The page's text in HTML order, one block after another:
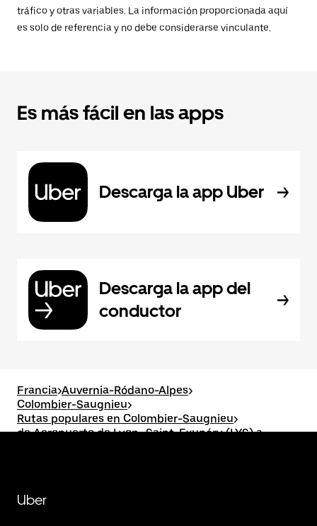
tráfico y otras variables. La información proporcionada aquí
es solo de referencia y no debe considerarse vinculante.
Es más fácil en las apps
Descarga la app Uber
Descarga la app del
conductor
Francia>Auvernia-Ródano-Alpes>
Colombier-Saugnieu>
Rutas populares en Colombier-Saugnieu>
de Aeropuerto de Lyon–Saint-Exupéry (LYS) a
Uber